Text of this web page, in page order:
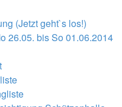
(Jetzt geht`s los!)
26.05. bis So 01.06.2014